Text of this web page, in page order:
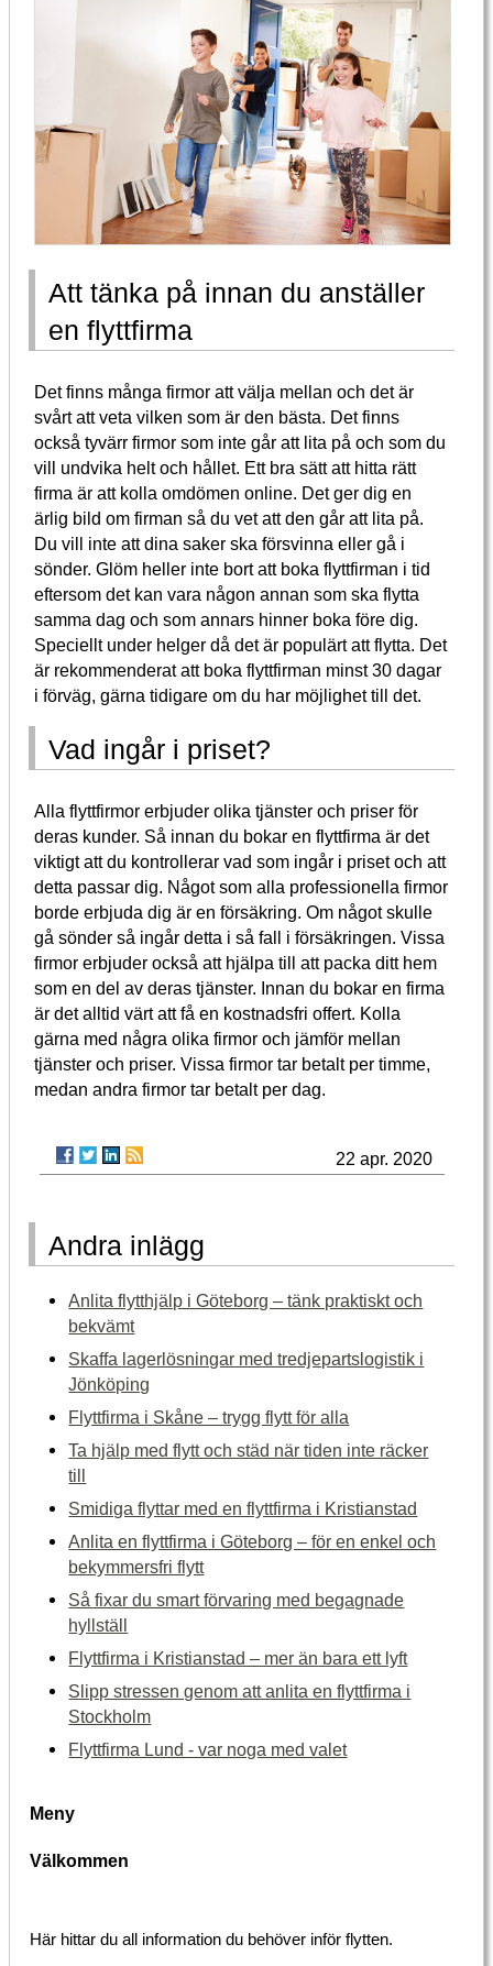
Att tänka på innan du anställer
en flyttfirma
Det finns många firmor att välja mellan och det är
svårt att veta vilken som är den bästa. Det finns
också tyvärr firmor som inte går att lita på och som du
vill undvika helt och hållet. Ett bra sätt att hitta rätt
firma är att kolla omdömen online. Det ger dig en
ärlig bild om firman så du vet att den går att lita på.
Du vill inte att dina saker ska försvinna eller gå i
sönder. Glöm heller inte bort att boka flyttfirman i tid
eftersom det kan vara någon annan som ska flytta
samma dag och som annars hinner boka före dig.
Speciellt under helger då det är populärt att flytta. Det
är rekommenderat att boka flyttfirman minst 30 dagar
i förväg, gärna tidigare om du har möjlighet till det.
Vad ingår i priset?
Alla flyttfirmor erbjuder olika tjänster och priser för
deras kunder. Så innan du bokar en flyttfirma är det
viktigt att du kontrollerar vad som ingår i priset och att
detta passar dig. Något som alla professionella firmor
borde erbjuda dig är en försäkring. Om något skulle
gå sönder så ingår detta i så fall i försäkringen. Vissa
firmor erbjuder också att hjälpa till att packa ditt hem
som en del av deras tjänster. Innan du bokar en firma
är det alltid värt att få en kostnadsfri offert. Kolla
gärna med några olika firmor och jämför mellan
tjänster och priser. Vissa firmor tar betalt per timme,
medan andra firmor tar betalt per dag.
22 apr. 2020
Andra inlägg
Anlita flytthjälp i Göteborg – tänk praktiskt och
bekvämt
Skaffa lagerlösningar med tredjepartslogistik i
Jönköping
Flyttfirma i Skåne – trygg flytt för alla
Ta hjälp med flytt och städ när tiden inte räcker
till
Smidiga flyttar med en flyttfirma i Kristianstad
Anlita en flyttfirma i Göteborg – för en enkel och
bekymmersfri flytt
Så fixar du smart förvaring med begagnade
hyllställ
Flyttfirma i Kristianstad – mer än bara ett lyft
Slipp stressen genom att anlita en flyttfirma i
Stockholm
Flyttfirma Lund - var noga med valet
Meny
Välkommen
Här hittar du all information du behöver inför flytten.